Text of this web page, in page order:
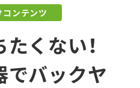
コンテンツ
くない！
でバックヤ